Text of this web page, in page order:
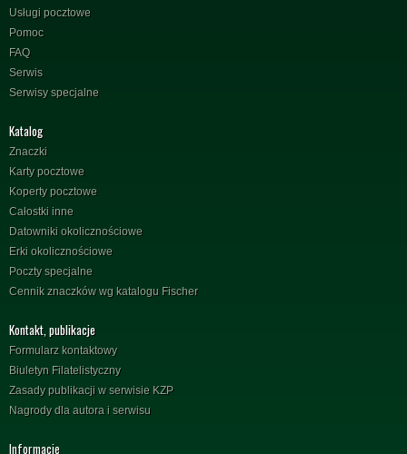
Usługi pocztowe
Pomoc
FAQ
Serwis
Serwisy specjalne
Katalog
Znaczki
Karty pocztowe
Koperty pocztowe
Całostki inne
Datowniki okolicznościowe
Erki okolicznościowe
Poczty specjalne
Cennik znaczków wg katalogu Fischer
Kontakt, publikacje
Formularz kontaktowy
Biuletyn Filatelistyczny
Zasady publikacji w serwisie KZP
Nagrody dla autora i serwisu
Informacje